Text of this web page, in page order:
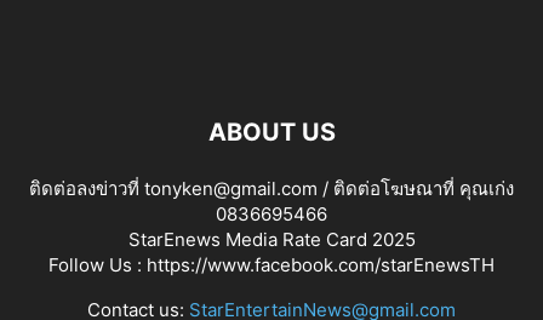
ABOUT US
ติดต่อลงข่าวที่ tonyken@gmail.com / ติดต่อโฆษณาที่ คุณเก่ง
0836695466
StarEnews Media Rate Card 2025
Follow Us : https://www.facebook.com/starEnewsTH
Contact us: StarEntertainNews@gmail.com